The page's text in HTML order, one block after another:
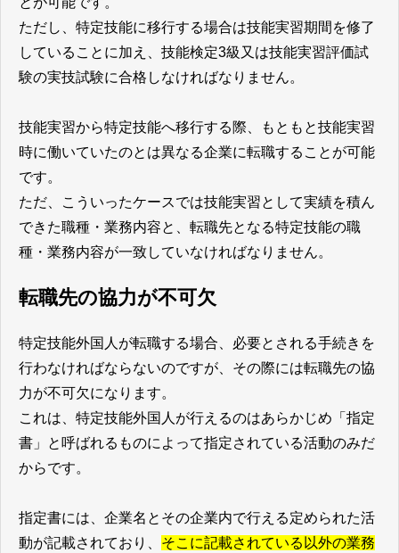
ただし、特定技能に移行する場合は技能実習期間を修了
していることに加え、技能検定3級又は技能実習評価試
験の実技試験に合格しなければなりません。
技能実習から特定技能へ移行する際、もともと技能実習
時に働いていたのとは異なる企業に転職することが可能
です。
ただ、こういったケースでは技能実習として実績を積ん
できた職種・業務内容と、転職先となる特定技能の職
種・業務内容が一致していなければなりません。
転職先の協力が不可欠
特定技能外国人が転職する場合、必要とされる手続きを
行わなければならないのですが、その際には転職先の協
力が不可欠になります。
これは、特定技能外国人が行えるのはあらかじめ「指定
書」と呼ばれるものによって指定されている活動のみだ
からです。
指定書には、企業名とその企業内で行える定められた活
動が記載されており、 そこに記載されている以外の業務